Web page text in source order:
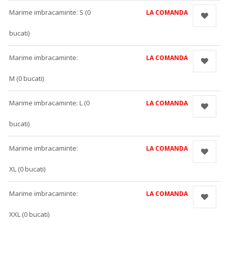
Marime imbracaminte: S (0
bucati)
LA COMANDA
Marime imbracaminte:
M (0 bucati)
LA COMANDA
Marime imbracaminte: L (0
bucati)
LA COMANDA
Marime imbracaminte:
XL (0 bucati)
LA COMANDA
Marime imbracaminte:
XXL (0 bucati)
LA COMANDA